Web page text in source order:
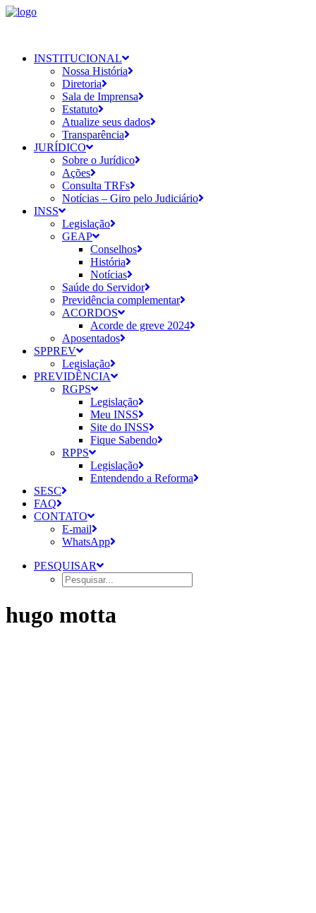
INSTITUCIONAL
Nossa História
Diretoria
Sala de Imprensa
Estatuto
Atualize seus dados
Transparência
JURÍDICO
Sobre o Jurídico
Ações
Consulta TRFs
Notícias – Giro pelo Judiciário
INSS
Legislação
GEAP
Conselhos
História
Notícias
Saúde do Servidor
Previdência complementar
ACORDOS
Acorde de greve 2024
Aposentados
SPPREV
Legislação
PREVIDÊNCIA
RGPS
Legislação
Meu INSS
Site do INSS
Fique Sabendo
RPPS
Legislação
Entendendo a Reforma
SESC
FAQ
CONTATO
E-mail
WhatsApp
PESQUISAR
hugo motta